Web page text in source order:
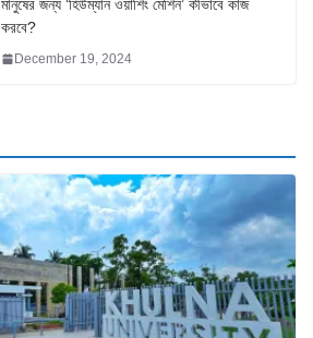
মানুষের জন্য ‘হিউম্যান ওয়াশিং মেশিন’ কীভাবে কাজ
করবে?
December 19, 2024